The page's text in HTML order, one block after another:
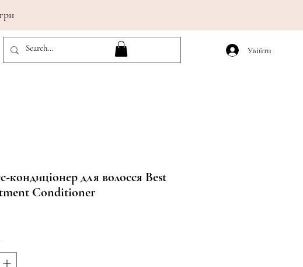
Увійти
кондиціонер для волосся Best
Conditioner